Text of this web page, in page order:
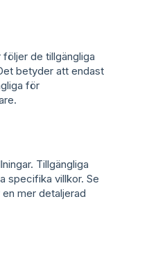
de tillgängliga
betyder att endast
för
Tillgängliga
specifika villkor. Se
mer detaljerad